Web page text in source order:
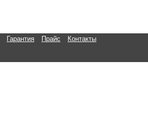
Гарантия Прайс
Контакты